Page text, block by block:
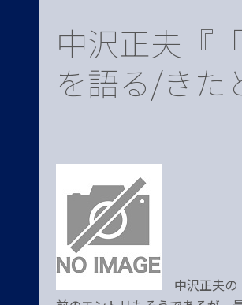
中沢正夫『
を語る/きた
中沢正夫の